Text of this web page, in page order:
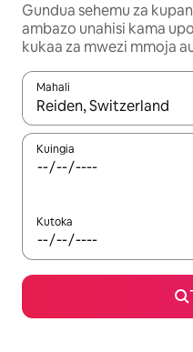
Gundua sehemu za
ambazo unahisi kama
kukaa za mwezi mmoja
Mahali
Wakati matokeo
Kuingia
Kutoka